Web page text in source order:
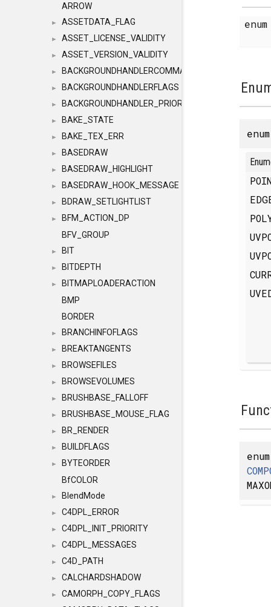
ARROW
► ASSETDATA_FLAG
► ASSET_LICENSE_VALIDITY
► ASSET_VERSION_VALIDITY
► BACKGROUNDHANDLERCOMMAND
► BACKGROUNDHANDLERFLAGS
► BACKGROUNDHANDLER_PRIORITY
► BAKE_STATE
► BAKE_TEX_ERR
► BASEDRAW
► BASEDRAW_HIGHLIGHT
► BASEDRAW_HOOK_MESSAGE
► BDRAW_SETLIGHTLIST
►
BFM_ACTION_DP
BFV_GROUP
► BIT
► BITDEPTH
►
BITMAPLOADERACTION
BMP
BORDER
► BRANCHINFOFLAGS
► BREAKTANGENTS
► BROWSEFILES
► BROWSEVOLUMES
► BRUSHBASE_FALLOFF
► BRUSHBASE_MOUSE_FLAG
► BR_RENDER
► BUILDFLAGS
►
BYTEORDER
BfCOLOR
► BlendMode
► C4DPL_ERROR
► C4DPL_INIT_PRIORITY
► C4DPL_MESSAGES
► C4D_PATH
► CALCHARDSHADOW
►
CAMORPH_COPY_FLAGS
enum